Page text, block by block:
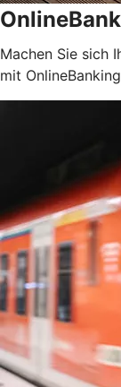
Machen Sie sich
mit